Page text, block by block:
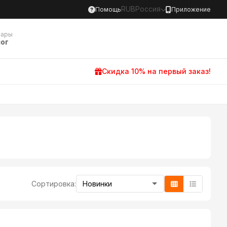
Помощь RUBРоссия Приложение
Скидка 10% на первый заказ!
Сортировка: